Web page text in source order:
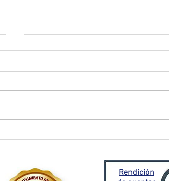
Rendición